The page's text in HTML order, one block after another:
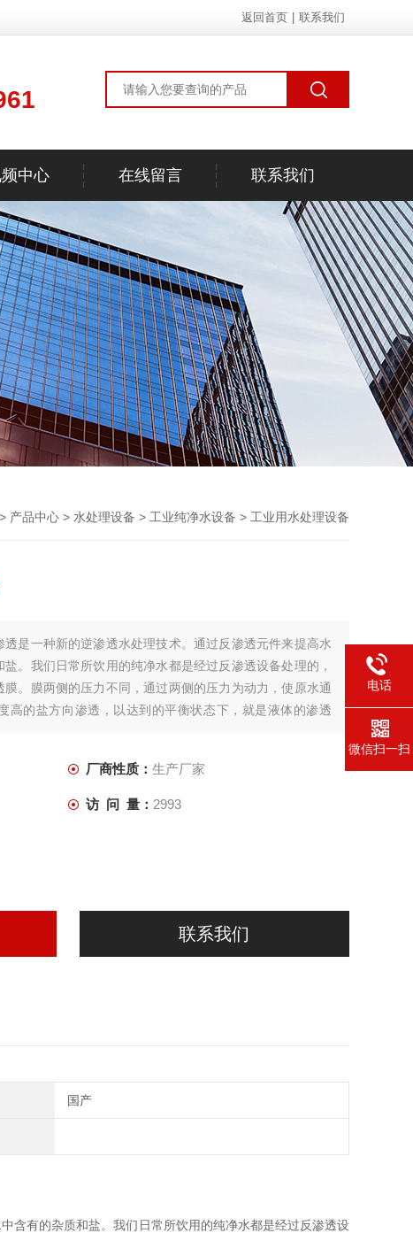
返回首页 联系我们
中心 在线留言 联系我们
> 产品中心 > 水处理设备 > 工业纯净水设备 > 工业用水处理设备
透是一种新的逆渗透水处理技术。通过反渗透元件来提高水
。我们日常所饮用的纯净水都是经过反渗透设备处理的，
。膜两侧的压力不同，通过两侧的压力为动力，使原水通
高的盐方向渗透，以达到的平衡状态下，就是液体的渗透
厂商性质： 生产厂家
访 问 量： 2993
联系我们
国产
含有的杂质和盐。我们日常所饮用的纯净水都是经过反渗透设
电话
微信扫一扫